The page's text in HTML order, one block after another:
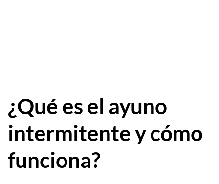
¿Qué es el ayuno
intermitente y cómo
funciona?